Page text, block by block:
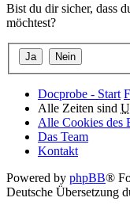
Bist du dir sicher, dass
möchtest?
Docprobe - Start
Alle Zeiten sind
Alle Cookies des
Das Team
Kontakt
Powered by phpBB®
Deutsche Übersetzung